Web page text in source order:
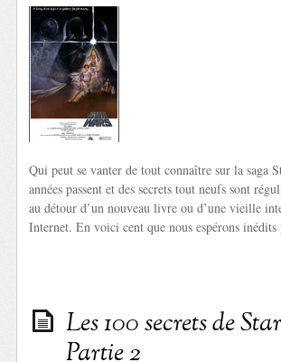
Qui peut se vanter de tout connaître sur la saga
années passent et des secrets tout neufs sont
au détour d’un nouveau livre ou d’une vieille
Internet. En voici cent que nous espérons inédits
Les 100 secrets de
Partie 2